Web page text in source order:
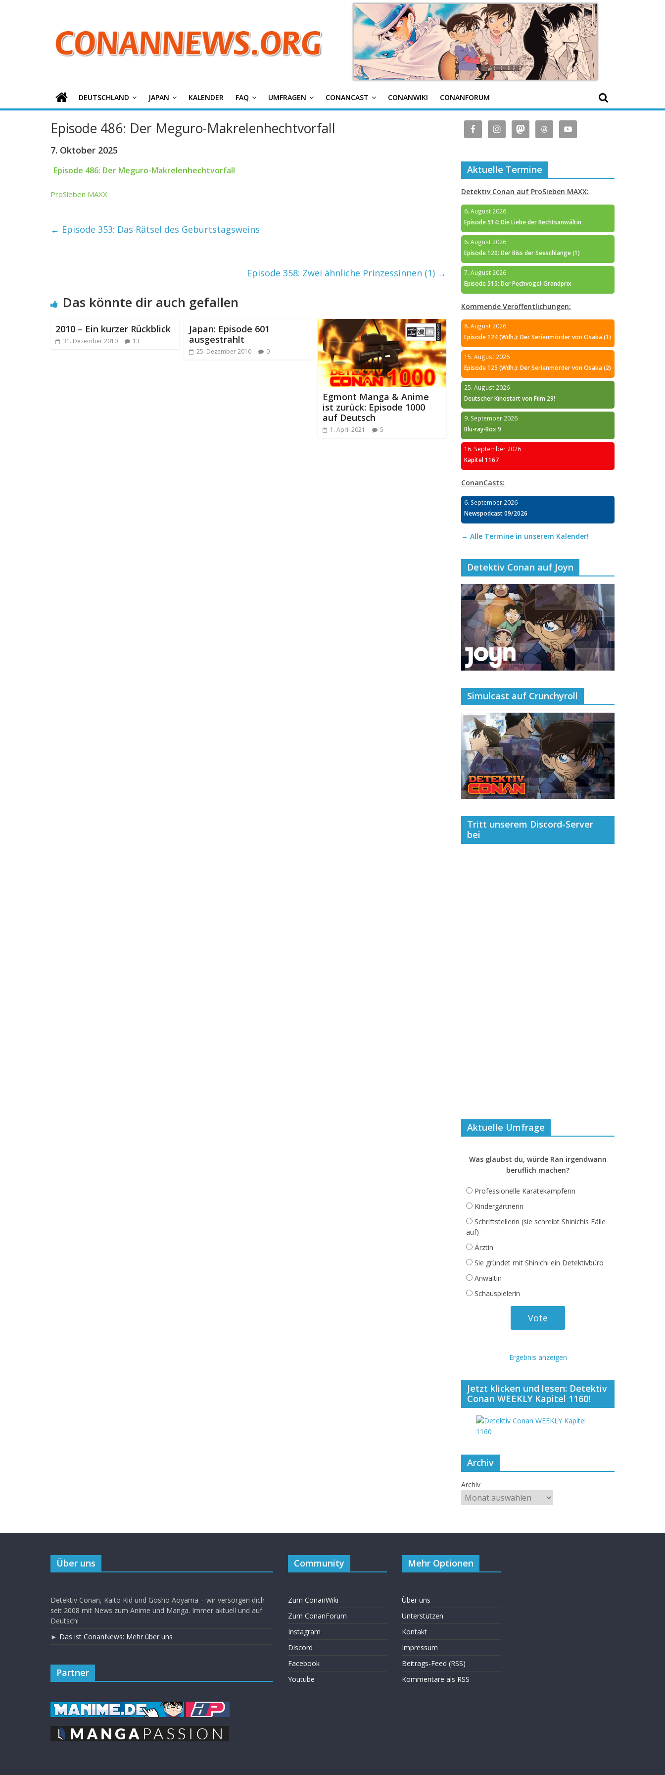
Detektiv
Conan
News
DEUTSCHLAND JAPAN KALENDER FAQ UMFRAGEN CONANCAST CONANWIKI CONANFORUM
Episode 486: Der Meguro-Makrelenhechtvorfall
7. Oktober 2025
Episode 486: Der Meguro-Makrelenhechtvorfall
ProSieben MAXX
← Episode 353: Das Rätsel des Geburtstagsweins
Episode 358: Zwei ähnliche Prinzessinnen (1) →
Das könnte dir auch gefallen
2010 – Ein kurzer Rückblick
31. Dezember 2010 13
Japan: Episode 601
ausgestrahlt
25. Dezember 2010 0
Egmont Manga & Anime
ist zurück: Episode 1000
auf Deutsch
1. April 2021 5
Aktuelle Termine
Detektiv Conan auf ProSieben MAXX:
6. August 2026
Episode 514: Die Liebe der Rechtsanwältin
6. August 2026
Episode 120: Der Biss der Seeschlange (1)
7. August 2026
Episode 515: Der Pechvogel-Grandprix
Kommende Veröffentlichungen:
8. August 2026
Episode 124 (Wdh.): Der Serienmörder von Osaka (1)
15. August 2026
Episode 125 (Wdh.): Der Serienmörder von Osaka (2)
25. August 2026
Deutscher Kinostart von Film 29!
9. September 2026
Blu-ray-Box 9
16. September 2026
Kapitel 1167
ConanCasts:
6. September 2026
Newspodcast 09/2026
→ Alle Termine in unserem Kalender!
Detektiv Conan auf Joyn
Simulcast auf Crunchyroll
Tritt unserem Discord-Server
bei
Aktuelle Umfrage
Was glaubst du, würde Ran irgendwann
beruflich machen?
Professionelle Karatekämpferin
Kindergärtnerin
Schriftstellerin (sie schreibt Shinichis Fälle
auf)
Ärztin
Sie gründet mit Shinichi ein Detektivbüro
Anwältin
Schauspielerin
Ergebnis anzeigen
Jetzt klicken und lesen: Detektiv
Conan WEEKLY Kapitel 1160!
Archiv
Archiv
Über uns
Detektiv Conan, Kaito Kid und Gosho Aoyama – wir versorgen dich
seit 2008 mit News zum Anime und Manga. Immer aktuell und auf
Deutsch!
► Das ist ConanNews: Mehr über uns
Partner
Community
Zum ConanWiki
Zum ConanForum
Instagram
Discord
Facebook
Youtube
Mehr Optionen
Über uns
Unterstützen
Kontakt
Impressum
Beitrags-Feed (RSS)
Kommentare als RSS